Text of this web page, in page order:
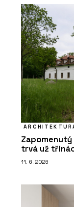
trvá už
11. 6. 2026